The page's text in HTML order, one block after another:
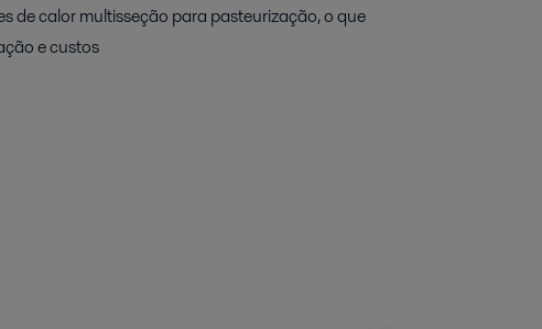
de calor multisseção para pasteurização, o que
e custos